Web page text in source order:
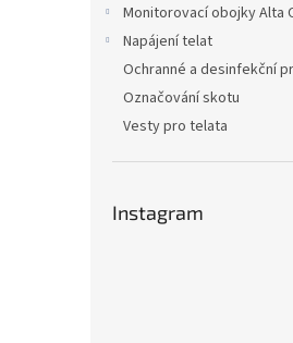
Monitorovací obojky Alta
Napájení telat
Ochranné a desinfekční
Označování skotu
Vesty pro telata
Instagram